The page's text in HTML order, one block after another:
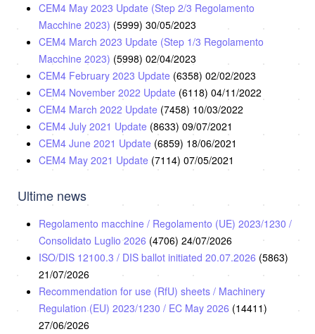
CEM4 May 2023 Update (Step 2/3 Regolamento
Macchine 2023) (5999) 30/05/2023
CEM4 March 2023 Update (Step 1/3 Regolamento
Macchine 2023) (5998) 02/04/2023
CEM4 February 2023 Update (6358) 02/02/2023
CEM4 November 2022 Update (6118) 04/11/2022
CEM4 March 2022 Update (7458) 10/03/2022
CEM4 July 2021 Update (8633) 09/07/2021
CEM4 June 2021 Update (6859) 18/06/2021
CEM4 May 2021 Update (7114) 07/05/2021
Ultime news
Regolamento macchine / Regolamento (UE) 2023/1230 /
Consolidato Luglio 2026 (4706) 24/07/2026
ISO/DIS 12100.3 / DIS ballot initiated 20.07.2026 (5863)
21/07/2026
Recommendation for use (RfU) sheets / Machinery
Regulation (EU) 2023/1230 / EC May 2026 (14411)
27/06/2026